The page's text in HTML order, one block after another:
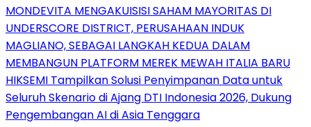
MONDEVITA MENGAKUISISI SAHAM MAYORITAS DI
UNDERSCORE DISTRICT, PERUSAHAAN INDUK
MAGLIANO, SEBAGAI LANGKAH KEDUA DALAM
MEMBANGUN PLATFORM MEREK MEWAH ITALIA BARU
HIKSEMI Tampilkan Solusi Penyimpanan Data untuk
Seluruh Skenario di Ajang DTI Indonesia 2026, Dukung
Pengembangan AI di Asia Tenggara